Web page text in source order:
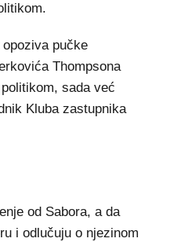
pučke
Thompsona
sada već
Kluba zastupnika
od Sabora, a da
i odlučuju o njezinom